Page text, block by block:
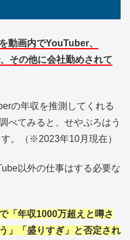
動画内でYouTuber、
その他に会社勤めされて
の年収を推測してくれる
べてみると、せやぷろはう
。（※2023年10月現在）
以外の仕事はする必要な
「年収1000万超えと噂さ
」「盛りすぎ」と否定され